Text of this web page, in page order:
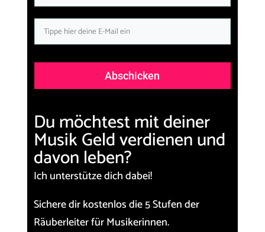
Abschicken
Du möchtest mit deiner
Musik Geld verdienen und
davon leben?
Ich unterstütze dich dabei!
Sichere dir kostenlos die5 Stufen der
Räuberleiter für Musikerinnen.